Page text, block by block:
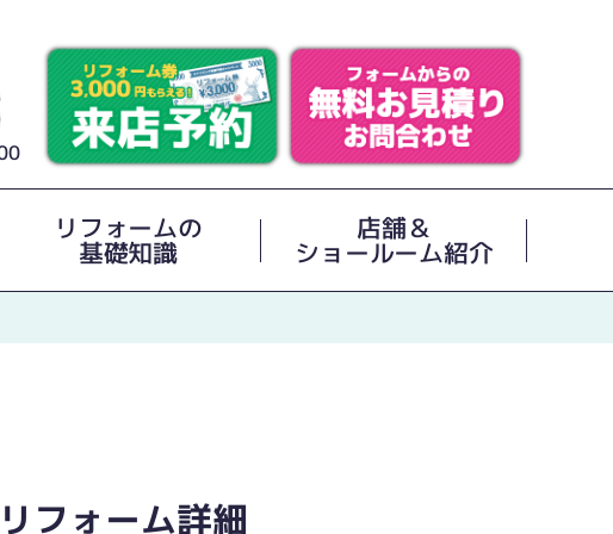
リフォームの
基礎知識
店舗＆
ショールーム紹介
リフォーム詳細